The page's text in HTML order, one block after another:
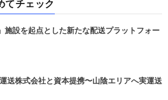
てチェック
設を起点とした新たな配送プラットフォー
送株式会社と資本提携〜山陰エリアへ実運送